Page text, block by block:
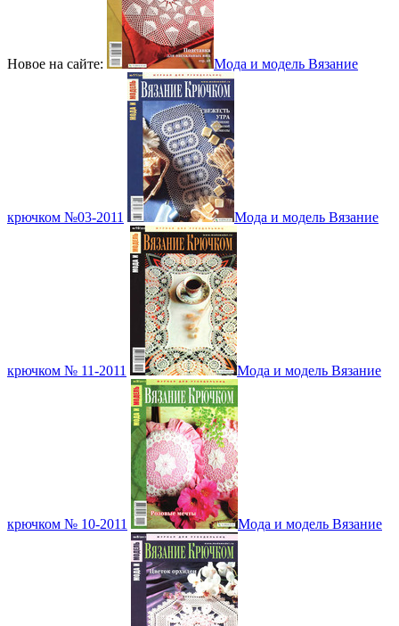
Новое на сайте: Мода и модель Вязание
крючком №03-2011 Мода и модель Вязание
крючком № 11-2011 Мода и модель Вязание
крючком № 10-2011 Мода и модель Вязание